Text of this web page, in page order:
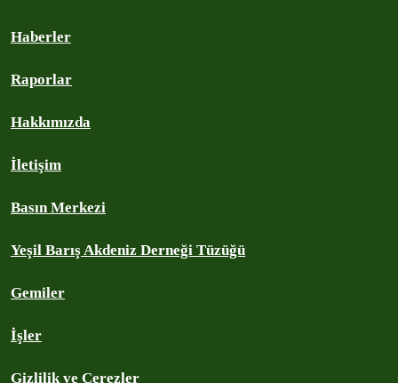
Haberler
Raporlar
Hakkımızda
İletişim
Basın Merkezi
Yeşil Barış Akdeniz Derneği Tüzüğü
Gemiler
İşler
Gizlilik ve Çerezler